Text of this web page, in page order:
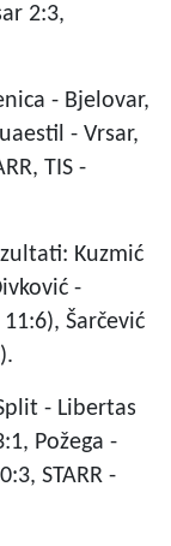
2:3,
- Bjelovar,
- Vrsar,
TIS -
Kuzmić
-
Šarčević
- Libertas
Požega -
STARR -